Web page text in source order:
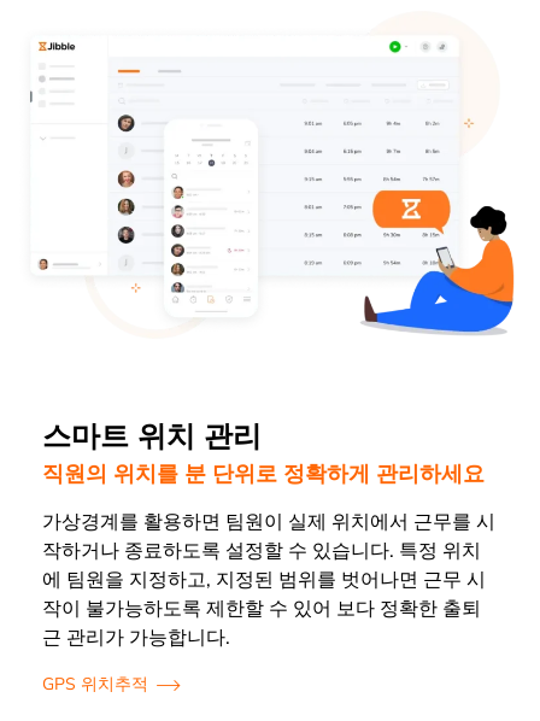
스마트 위치 관리
직원의 위치를 분 단위로 정확하게 관리하세요
가상경계를 활용하면 팀원이 실제 위치에서 근무를 시
작하거나 종료하도록 설정할 수 있습니다. 특정 위치
에 팀원을 지정하고, 지정된 범위를 벗어나면 근무 시
작이 불가능하도록 제한할 수 있어 보다 정확한 출퇴
근 관리가 가능합니다.
GPS 위치추적